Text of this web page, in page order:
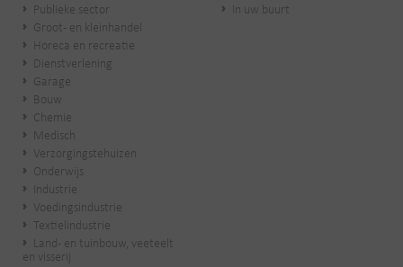
Publieke sector
Groot- en kleinhandel
Horeca en recreatie
Dienstverlening
Garage
Bouw
Chemie
Medisch
Verzorgingstehuizen
Onderwijs
Industrie
Voedingsindustrie
Textielindustrie
Land- en tuinbouw, veeteelt
en visserij
In uw buurt